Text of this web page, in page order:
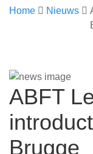
Home Nieuws
ABFT
Brugge